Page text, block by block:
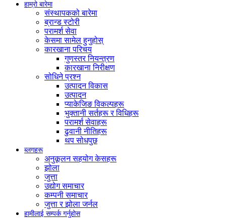
हाम्रो बारेमा
संस्थापकको बारेमा
ब्रान्ड स्टोरी
परामर्श सेवा
केसमा सामेल हुनुहोस्
कारखाना परिचय
गुणस्तर नियन्त्रण
कारखाना निरीक्षण
सोधिने प्रश्न
उत्पादन विकास
उत्पादन
प्याकेजिङ विकल्पहरू
भुक्तानी सर्तहरू र विधिहरू
परामर्श सेवाहरू
ढुवानी नीतिहरू
थप सोधपुछ
ब्लगहरू
अनुकूलन सहयोग केसहरू
झोला
जुत्ता
उद्योग समाचार
कम्पनी समाचार
जुत्ता र झोला जर्नल
हामीलाई सम्पर्क गर्नुहोस